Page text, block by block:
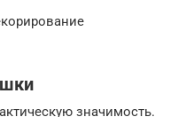
значимость.